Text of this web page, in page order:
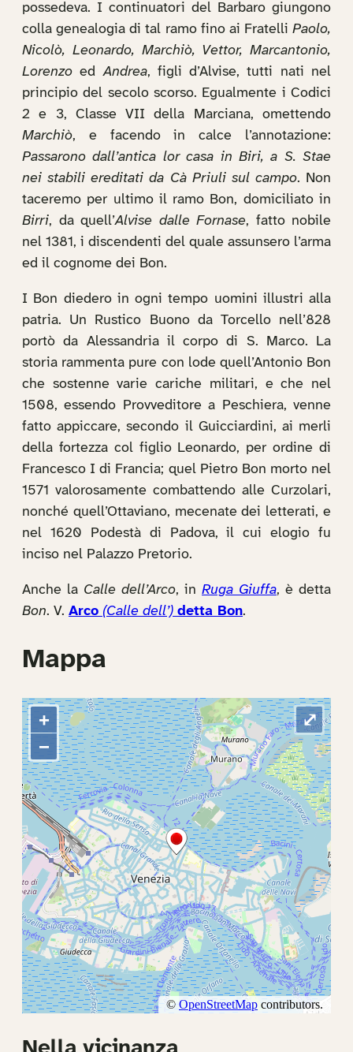
possedeva. I continuatori del Barbaro giungono
colla genealogia di tal ramo fino ai Fratelli Paolo,
Nicolò, Leonardo, Marchiò, Vettor, Marcantonio,
Lorenzo edAndrea, figli d’Alvise, tutti nati nel
principio del secolo scorso. Egualmente i Codici
2 e 3, Classe VII della Marciana, omettendo
Marchiò, e facendo in calce l’annotazione:
Passarono dall’antica lor casa in Biri, a S. Stae
nei stabili ereditati da Cà Priuli sul campo. Non
taceremo per ultimo il ramo Bon, domiciliato in
Birri, da quell’Alvise dalle Fornase, fatto nobile
nel 1381, i discendenti del quale assunsero l’arma
ed il cognome dei Bon.
I Bon diedero in ogni tempo uomini illustri alla
patria. Un Rustico Buono da Torcello nell’828
portò da Alessandria il corpo di S. Marco. La
storia rammenta pure con lode quell’Antonio Bon
che sostenne varie cariche militari, e che nel
1508, essendo Provveditore a Peschiera, venne
fatto appiccare, secondo il Guicciardini, ai merli
della fortezza col figlio Leonardo, per ordine di
Francesco I di Francia; quel Pietro Bon morto nel
1571 valorosamente combattendo alle Curzolari,
nonché quell’Ottaviano, mecenate dei letterati, e
nel 1620 Podestà di Padova, il cui elogio fu
inciso nel Palazzo Pretorio.
Anche la Calle dell’Arco, in Ruga Giuffa, è detta
Bon. V. Arco (Calle dell’) detta Bon.
Mappa